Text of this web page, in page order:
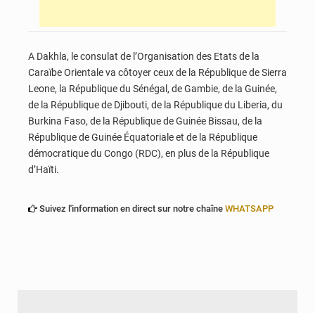
A Dakhla, le consulat de l’Organisation des Etats de la
Caraïbe Orientale va côtoyer ceux de la République de Sierra
Leone, la République du Sénégal, de Gambie, de la Guinée,
de la République de Djibouti, de la République du Liberia, du
Burkina Faso, de la République de Guinée Bissau, de la
République de Guinée Équatoriale et de la République
démocratique du Congo (RDC), en plus de la République
d’Haïti.
Suivez l'information en direct sur notre chaîne WHATSAPP